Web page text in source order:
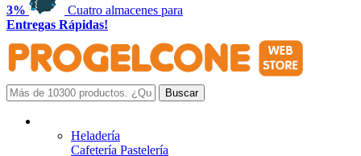
3%
Cuatro almacenes para
Entregas Rápidas!
Heladería
Cafetería Pastelería